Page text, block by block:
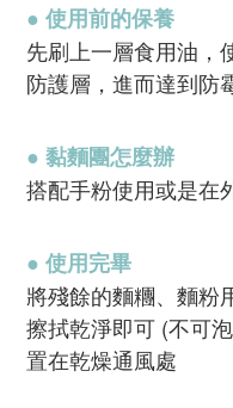
● 使用前的保養
先刷上一層食用油，
防護層，進而達到防
● 黏麵團怎麼辦
搭配手粉使用或是在
● 使用完畢
將殘餘的麵糰、麵粉
擦拭乾淨即可 (不可
置在乾燥通風處